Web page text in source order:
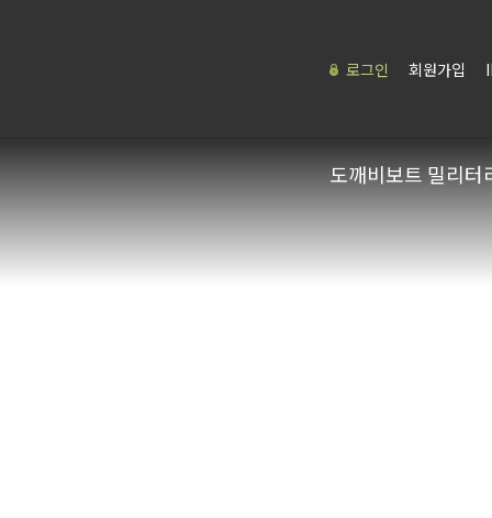
로그인 회원가입
도깨비보트 밀리터